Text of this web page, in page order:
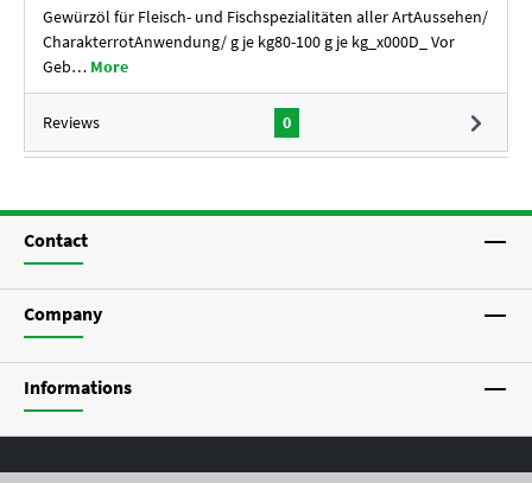
Gewürzöl für Fleisch- und Fischspezialitäten aller ArtAussehen/
CharakterrotAnwendung/ g je kg80-100 g je kg_x000D_ Vor
Geb… More
Reviews 0
Contact
Company
Informations